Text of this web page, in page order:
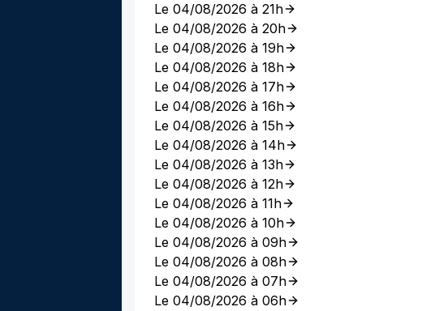
Le 04/08/2026 à 21h
Le 04/08/2026 à 20h
Le 04/08/2026 à 19h
Le 04/08/2026 à 18h
Le 04/08/2026 à 17h
Le 04/08/2026 à 16h
Le 04/08/2026 à 15h
Le 04/08/2026 à 14h
Le 04/08/2026 à 13h
Le 04/08/2026 à 12h
Le 04/08/2026 à 11h
Le 04/08/2026 à 10h
Le 04/08/2026 à 09h
Le 04/08/2026 à 08h
Le 04/08/2026 à 07h
Le 04/08/2026 à 06h